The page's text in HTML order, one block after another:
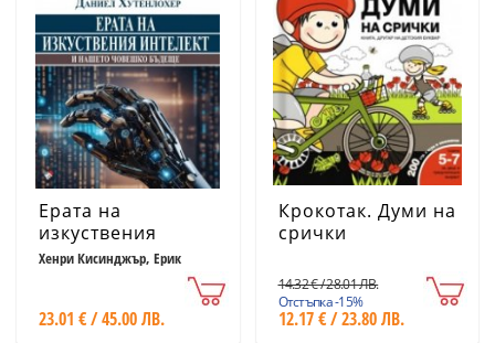
Ерата на
изкуствения
интелект и
нашето човешко
Хенри Кисинджър, Ерик
Шмит, Даниел Хутенлохер
23.01 € / 45.00 ЛВ.
Крокотак. Думи на
срички
14.32 € / 28.01 ЛВ.
Отстъпка -15%
12.17 € / 23.80 ЛВ.